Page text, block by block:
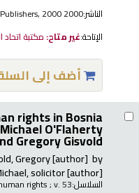
الناشر:2000 2000
الإتاحة:غير متاح: مكتبة
أضف إلى
rights in Bosnia
O'Flaherty
Gregory Gisvold.
by
Gregory[author]
solicitor[author]
السلاسل: rights; v. 53